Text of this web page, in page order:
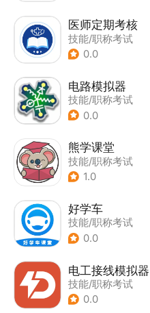
医师定期考核
技能/职称考试
0.0
电路模拟器
技能/职称考试
0.0
熊学课堂
技能/职称考试
1.0
好学车
技能/职称考试
0.0
电工接线模拟器
技能/职称考试
0.0